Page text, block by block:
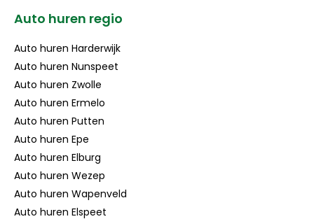
Auto huren regio
Auto huren Harderwijk
Auto huren Nunspeet
Auto huren Zwolle
Auto huren Ermelo
Auto huren Putten
Auto huren Epe
Auto huren Elburg
Auto huren Wezep
Auto huren Wapenveld
Auto huren Elspeet